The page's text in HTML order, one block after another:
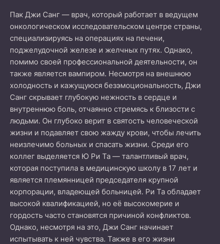
Пак Джи Санг — врач, который работает в ведущем
онкологическом исследовательском центре страны,
специализируясь на операциях на печени,
поджелудочной железе и желчных путях. Однако,
помимо своей профессиональной деятельности, он
также является вампиром. Несмотря на внешнюю
холодность и кажущуюся безэмоциональность, Джи
Санг скрывает глубокую нежность в сердце и
внутреннюю боль, отчаянно стремясь к близости с
людьми. Он глубоко верит в святость человеческой
жизни и подавляет свою жажду крови, чтобы лечить
неизлечимо больных и спасать жизни. Среди его
коллег выделяется Ю Ри Та — талантливый врач,
которая поступила в медицинскую школу в 17 лет и
является племянницей председателя крупной
корпорации, владеющей больницей. Ри Та обладает
высокой квалификацией, но её высокомерие и
гордость часто становятся причиной конфликтов.
Однако, несмотря на это, Джи Санг начинает
испытывать к ней чувства. Также в его жизни